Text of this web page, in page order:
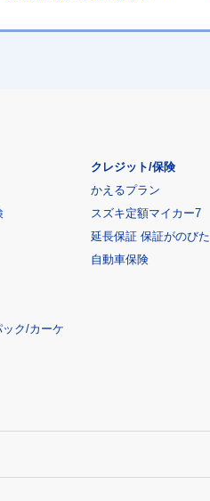
ク/カーケ
クレジット/保険
かえるプラン
スズキ定額マイカー7
延長保証 保証がのびた
自動車保険